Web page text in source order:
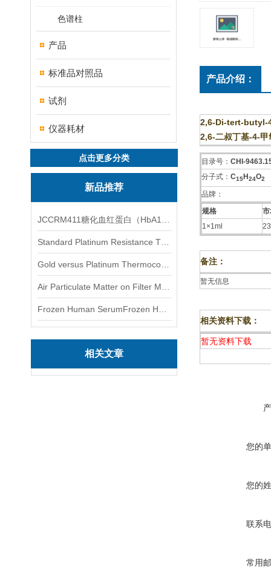
色谱柱
产品
标准品对照品
试剂
仪器耗材
点击更多分类
新品推荐
相关文章
产品介绍：
2,6-Di-tert-
2,6-二叔丁基-4-甲
目录号： CHI-
分子式： C15H 24O2
品牌：
规格
1×1ml
备注：
暂无信息
相关资料下载：
暂无资料下载
您的
您的
联系
常用